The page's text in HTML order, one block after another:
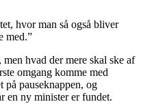
hvor man så også bliver
med.”
hvad der mere skal ske af
omgang komme med
pauseknappen, og
en ny minister er fundet.